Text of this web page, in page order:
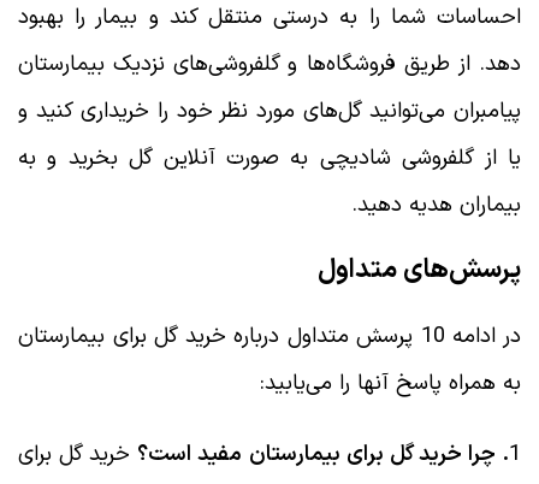
احساسات شما را به درستی منتقل کند و بیمار را بهبود
دهد. از طریق فروشگاه‌ها و گلفروشی‌های نزدیک بیمارستان
پیامبران می‌توانید گل‌های مورد نظر خود را خریداری کنید و
یا از گلفروشی شادیچی به صورت آنلاین گل بخرید و به
بیماران هدیه دهید.
پرسش‌های متداول
در ادامه 10 پرسش متداول درباره خرید گل برای بیمارستان
به همراه پاسخ آنها را می‌یابید:
1. چرا خرید گل برای بیمارستان مفید است؟ خرید گل برای